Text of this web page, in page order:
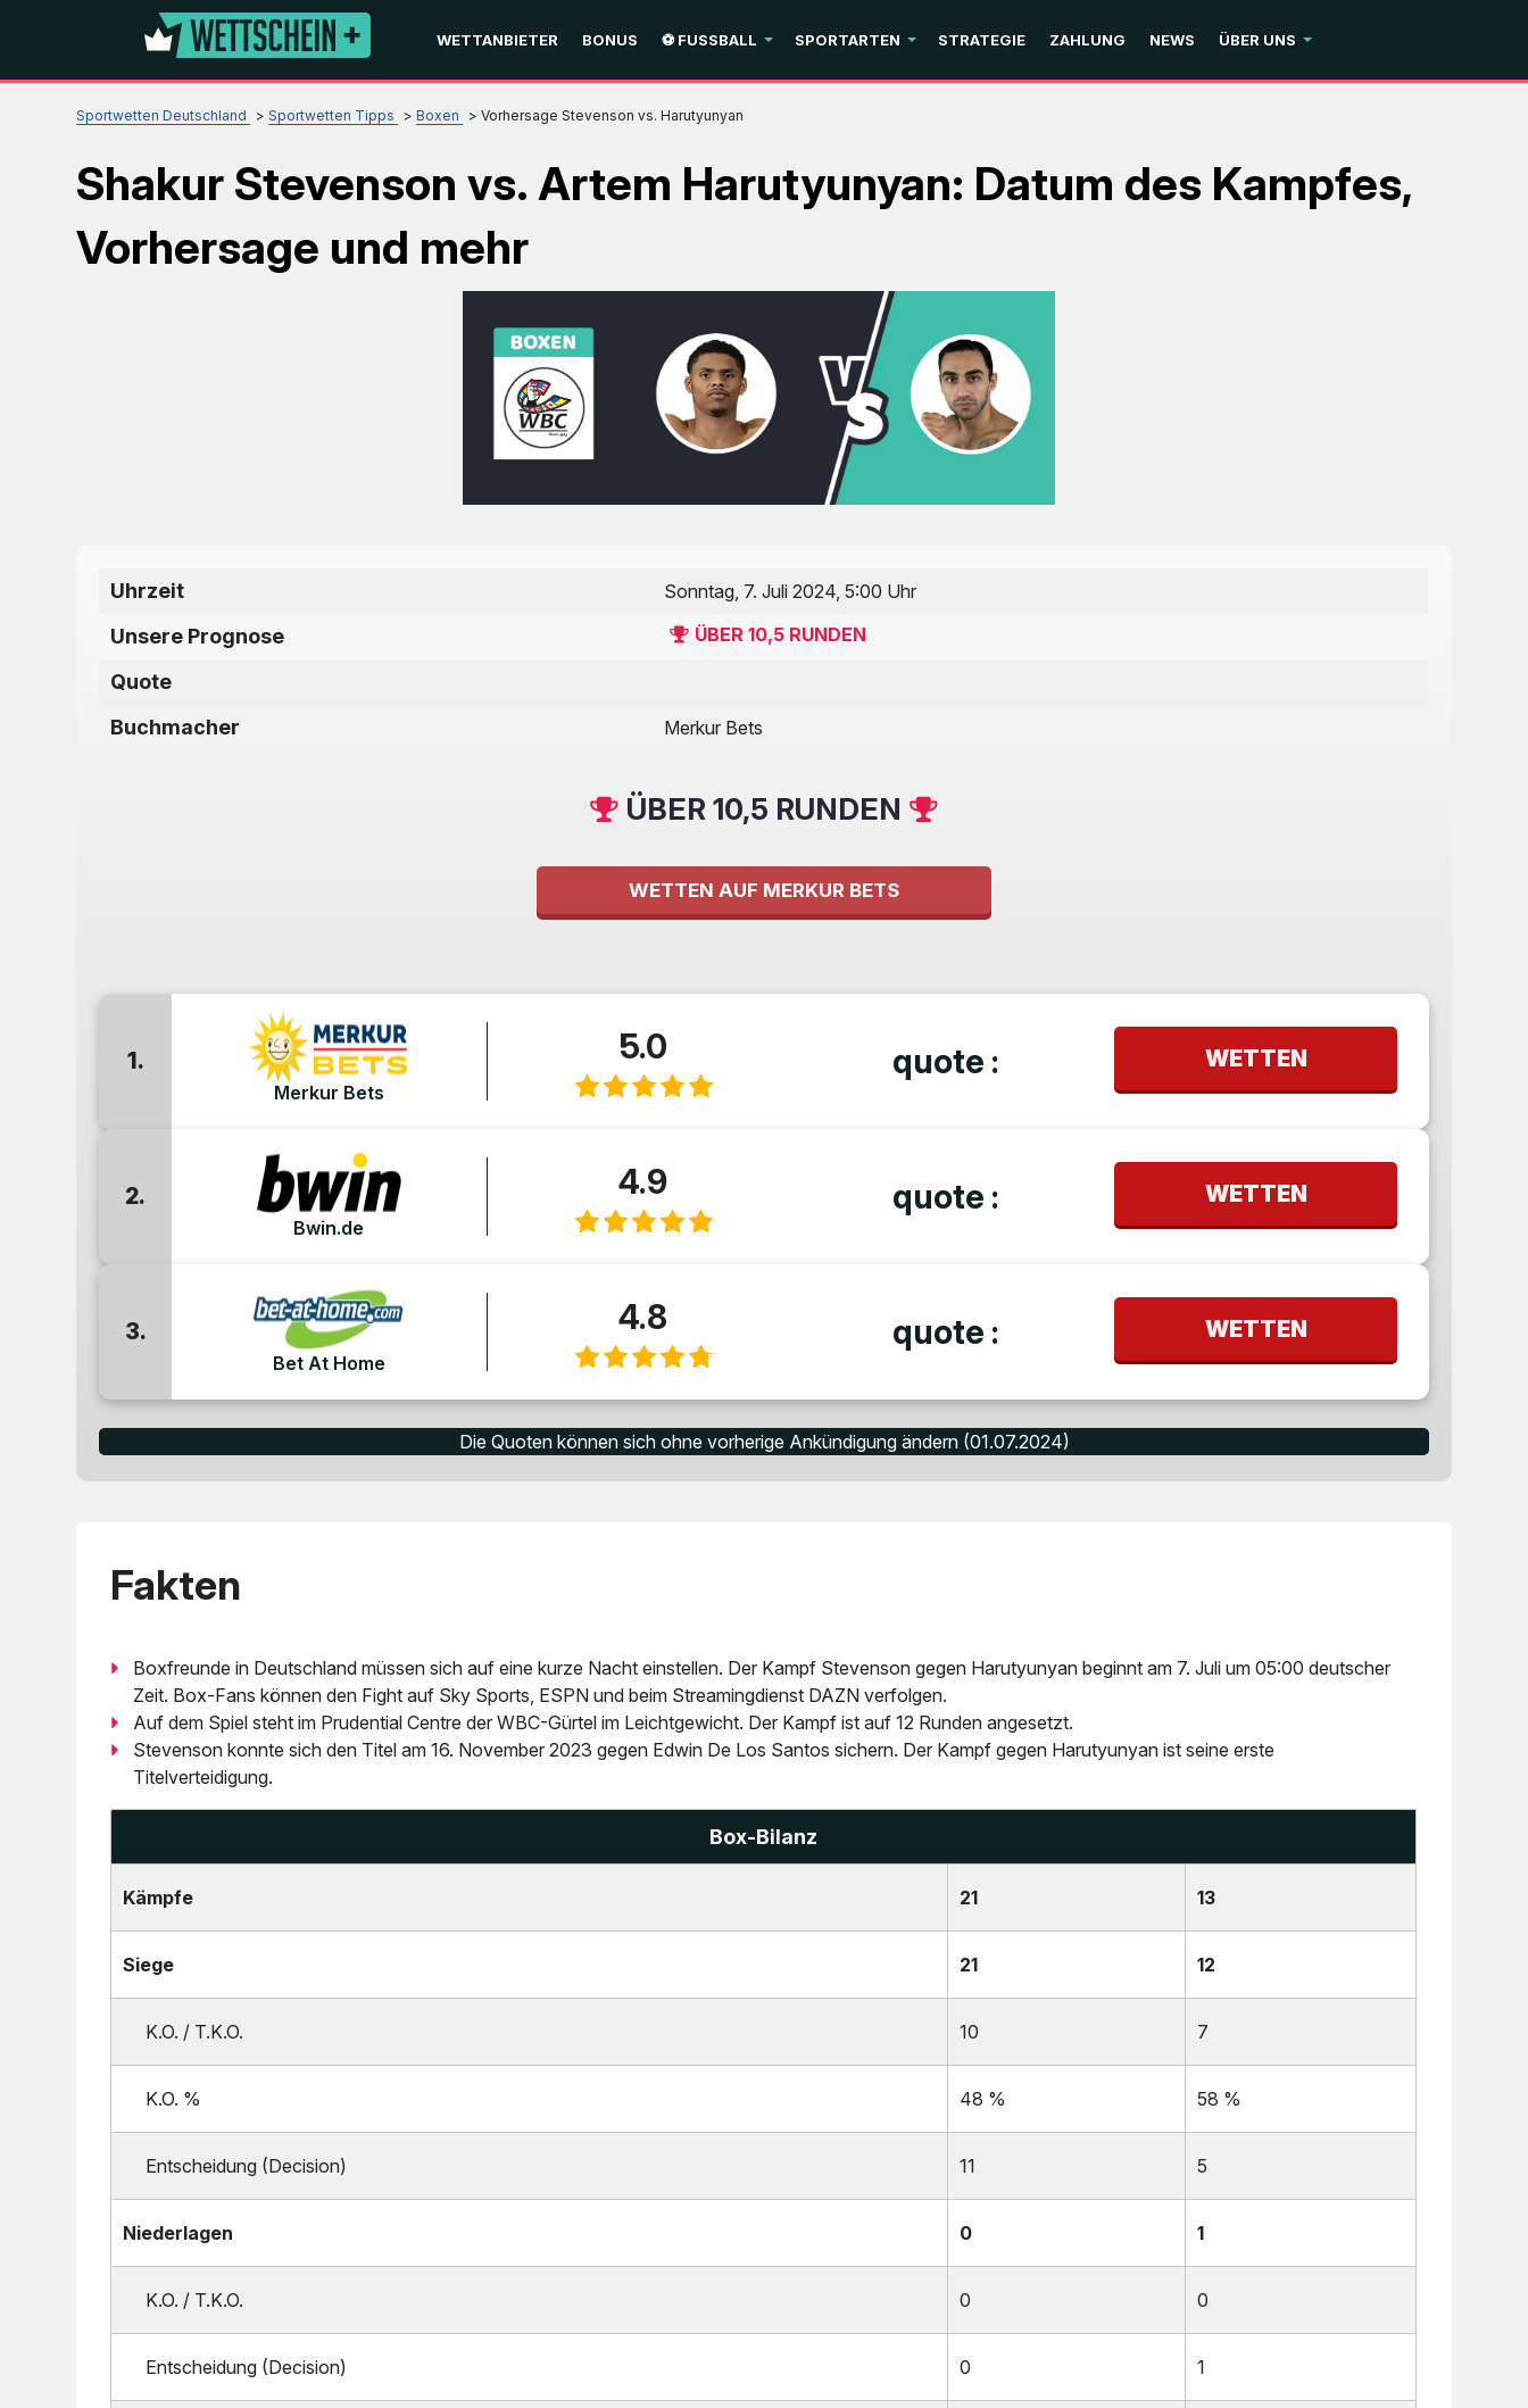
WETTANBIETER BONUS ⚽ FUSSBALL SPORTARTEN STRATEGIE ZAHLUNG NEWS ÜBER UNS
Sportwetten Deutschland Sportwetten Tipps Boxen Vorhersage Stevenson vs. Harutyunyan
Shakur Stevenson vs. Artem Harutyunyan: Datum des Kampfes,
Vorhersage und mehr
Uhrzeit Sonntag, 7. Juli 2024, 5:00 Uhr
Unsere Prognose ÜBER 10,5 RUNDEN
Quote
Buchmacher
Merkur Bets
ÜBER 10,5 RUNDEN
WETTEN AUF MERKUR BETS
1.
Merkur Bets
5.0 quote : WETTEN
2.
Bwin.de
4.9 quote : WETTEN
3.
Bet At Home
4.8 quote : WETTEN
Die Quoten können sich ohne vorherige Ankündigung ändern (01.07.2024)
Fakten
Boxfreunde in Deutschland müssen sich auf eine kurze Nacht einstellen. Der Kampf Stevenson gegen Harutyunyan beginnt am 7. Juli um 05:00 deutscher
Zeit. Box-Fans können den Fight auf Sky Sports, ESPN und beim Streamingdienst DAZN verfolgen.
Auf dem Spiel steht im Prudential Centre der WBC-Gürtel im Leichtgewicht. Der Kampf ist auf 12 Runden angesetzt.
Stevenson konnte sich den Titel am 16. November 2023 gegen Edwin De Los Santos sichern. Der Kampf gegen Harutyunyan ist seine erste
Titelverteidigung.
Box-Bilanz
Kämpfe 21 13
Siege 21 12
K.O. / T.K.O. 10 7
K.O. % 48 % 58 %
Entscheidung (Decision) 11 5
Niederlagen 0 1
K.O. / T.K.O. 0 0
Entscheidung (Decision) 0 1